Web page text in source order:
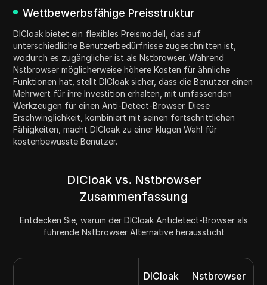
Wettbewerbsfähige Preisstruktur
DICloak bietet ein flexibles Preismodell, das auf
unterschiedliche Benutzerbedürfnisse zugeschnitten ist,
wodurch es zugänglicher ist als Nstbrowser. Während
Nstbrowser möglicherweise höhere Kosten für ähnliche
Funktionen hat, stellt DICloak sicher, dass die Benutzer einen
Mehrwert für ihre Investition erhalten, mit umfassenden
Werkzeugen für einen Anti-Detect-Browser. Diese
Erschwinglichkeit, kombiniert mit seinen fortschrittlichen
Fähigkeiten, macht DICloak zu einer klugen Wahl für
kostenbewusste Benutzer.
DICloak vs. Nstbrowser
Zusammenfassung
Entdecken Sie, warum der DICloak Antidetect-Browser als
führende Nstbrowser Alternative heraussticht
DICloak Nstbrowser